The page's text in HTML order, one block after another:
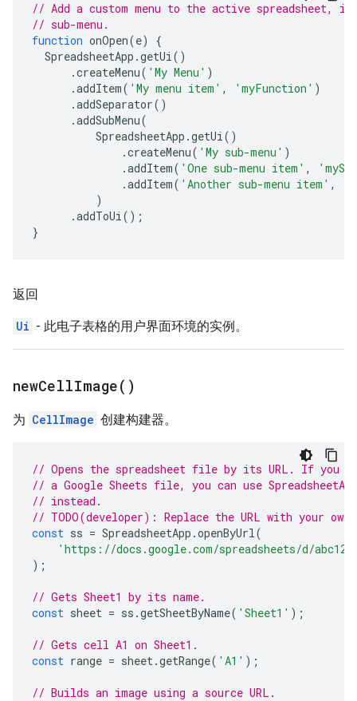
// Add a custom menu to the active spreadsheet,
// sub-menu.
function onOpen(e)
{
SpreadsheetApp .getUi()
.createMenu( 'My Menu' )
.addItem( 'My menu item' , 'myFunction' )
.addSeparator()
.addSubMenu(
SpreadsheetApp .getUi()
.createMenu( 'My sub-menu' )
.addItem( 'One sub-menu item' ,
.addItem( 'Another sub-menu item' ,
)
.addToUi();
}
返回
Ui - 此电子表格的用户界面环境的实例。
newCellImage( )
为 CellImage 创建构建器。
// Opens the spreadsheet file by its URL. If you
// a Google Sheets file, you can use
// instead.
// TODO(developer): Replace the URL with your own.
const ss = SpreadsheetApp .openByUrl(
'https://docs.google.com/spreadsheets/d/
);
// Gets Sheet1 by its name.
const sheet = ss .getSheetByName( 'Sheet1' );
// Gets cell A1 on Sheet1.
const range = sheet.getRange( 'A1' );
// Builds an image using a source URL.